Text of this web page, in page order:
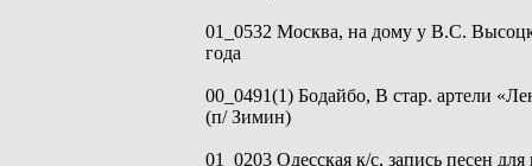
01_0532 Москва, на дому у В.С.
года
00_0491(1) Бодайбо, В стар. артели
(п/ Зимин)
01_0203 Одесская к/с, запись песен